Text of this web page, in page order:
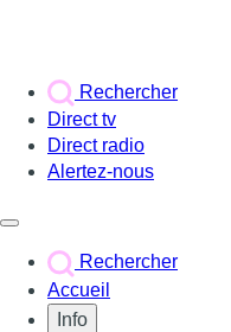
Rechercher
Direct tv
Direct radio
Alertez-nous
Rechercher
Accueil
Info